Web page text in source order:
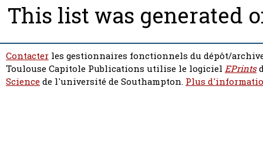
This list was generated
Contacter les gestionnaires fonctionnels du dépôt/
Toulouse Capitole Publications utilise le logiciel EPrints
Sciencede l'université de Southampton. Plus